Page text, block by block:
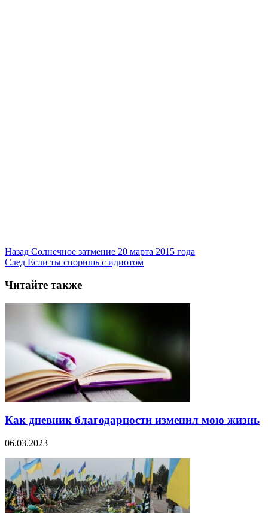
Назад Солнечное затмение 20 марта 2015 года
След Если ты споришь с идиотом
Читайте также
Как дневник благодарности изменил мою жизнь
06.03.2023